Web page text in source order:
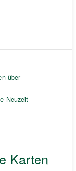
über
Neuzeit
Karten